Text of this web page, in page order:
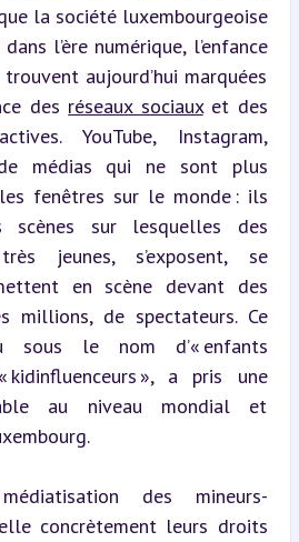
la société luxembourgeoise
l’ère numérique, l’enfance
aujourd’hui marquées
des réseaux sociaux et des
YouTube, Instagram,
médias qui ne sont plus
fenêtres sur le monde : ils
scènes sur lesquelles des
jeunes, s’exposent, se
en scène devant des
millions, de spectateurs. Ce
sous le nom d’« enfants
kidinfluenceurs », a pris une
au niveau mondial et
des mineurs-
concrètement leurs droits